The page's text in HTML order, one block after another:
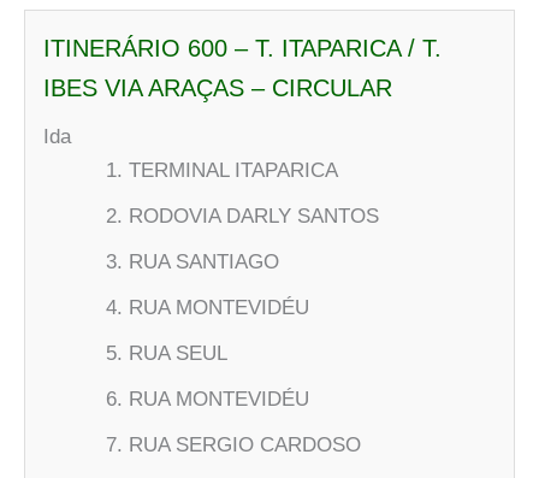
ITINERÁRIO 600 – T. ITAPARICA / T.
IBES VIA ARAÇAS – CIRCULAR
Ida
TERMINAL ITAPARICA
RODOVIA DARLY SANTOS
RUA SANTIAGO
RUA MONTEVIDÉU
RUA SEUL
RUA MONTEVIDÉU
RUA SERGIO CARDOSO